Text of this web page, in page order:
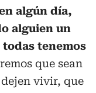
algún día,
alguien un
tenemos
que sean
vivir, que